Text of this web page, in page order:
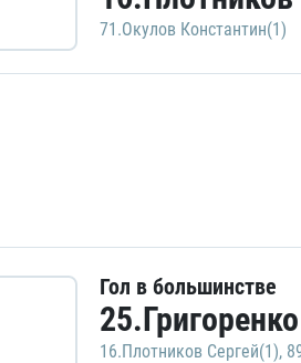
71.Окулов Константин(1)
Гол в большинстве
16.Плотников Сергей(1),